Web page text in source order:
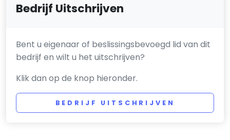
Bedrijf Uitschrijven
Bent u eigenaar of beslissingsbevoegd lid van dit
bedrijf en wilt u het uitschrijven?
Klik dan op de knop hieronder.
BEDRIJF UITSCHRIJVEN